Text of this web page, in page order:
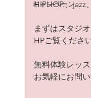
キャンペーン
HIPHOP.、jazz
まずはスタジ
HPご覧くださ
無料体験レッ
お気軽にお問